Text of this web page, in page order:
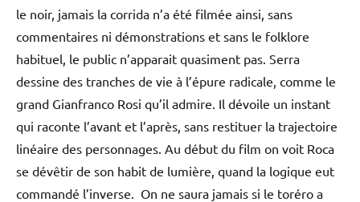
le noir, jamais la corrida n’a été filmée ainsi, sans
commentaires ni démonstrations et sans le folklore
habituel, le public n’apparait quasiment pas. Serra
dessine des tranches de vie à l’épure radicale, comme le
grand Gianfranco Rosi qu’il admire. Il dévoile un instant
qui raconte l’avant et l’après, sans restituer la trajectoire
linéaire des personnages. Au début du film on voit Roca
se dévêtir de son habit de lumière, quand la logique eut
commandé l’inverse. On ne saura jamais si le toréro a